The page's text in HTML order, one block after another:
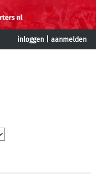
inloggen aanmelden